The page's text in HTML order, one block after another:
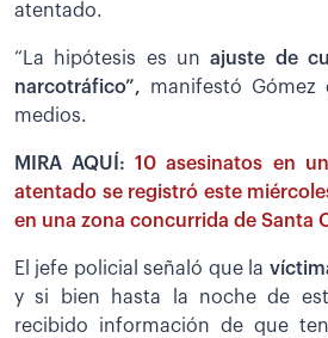
atentado.
“La hipótesis es unajuste de
narcotráfico”, manifestó
medios.
MIRA AQUÍ:10 asesinatos en
atentado se registró este
en una zona concurrida de Santa
El jefe policial señaló que la
y si bien hasta la noche de
recibido información de que